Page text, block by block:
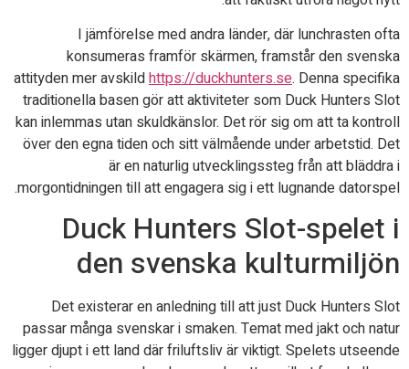
I jämförelse med andra länder, där lunchrasten ofta
konsumeras framför skärmen, framstår den svenska
attityden mer avskildhttps://duckhunters.se. Denna specifika
traditionella basen gör att aktiviteter som Duck Hunters Slot
kan inlemmas utan skuldkänslor. Det rör sig om att ta kontroll
över den egna tiden och sitt välmående under arbetstid. Det
är en naturlig utvecklingssteg från att bläddra i
morgontidningen till att engagera sig i ett lugnande datorspel.
Duck Hunters Slot-spelet i
den svenska kulturmiljön
Det existerar en anledning till att just Duck Hunters Slot
passar många svenskar i smaken. Temat med jakt och natur
ligger djupt i ett land där friluftsliv är viktigt. Spelets utseende